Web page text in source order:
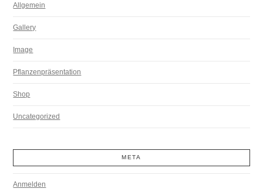
Allgemein
Gallery
Image
Pflanzenpräsentation
Shop
Uncategorized
META
Anmelden